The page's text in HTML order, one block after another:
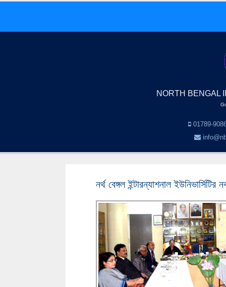
NORTH BENGAL
01789-
নর্থ বেঙ্গল ইন্টারন্যাশনাল ইউনিভার্সিটির